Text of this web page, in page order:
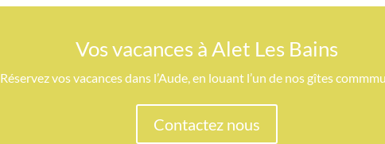
Vos vacances à Alet Les Bains
Réservez vos vacances dans l’Aude, en louant l’un de nos gîtes
Contactez nous